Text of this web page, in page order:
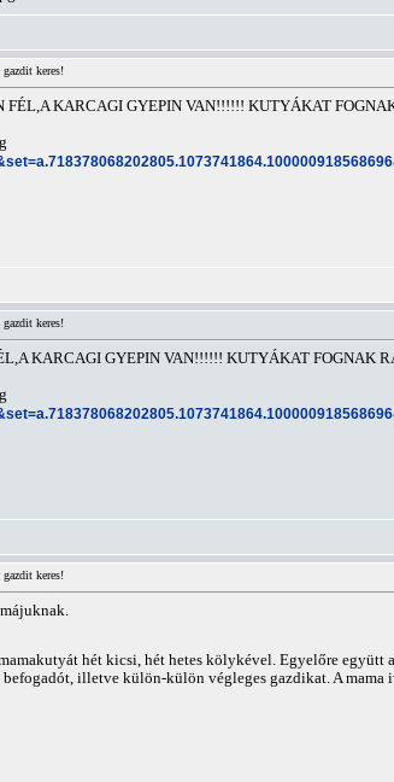
keres!
FÉL,A KARCAGI GYEPIN VAN!!!!!! KUTYÁKAT
keres!
KARCAGI GYEPIN VAN!!!!!! KUTYÁKAT FOGNAK
keres!
hét kicsi, hét hetes kölykével. Egyelőre
illetve külön-külön végleges gazdikat. A